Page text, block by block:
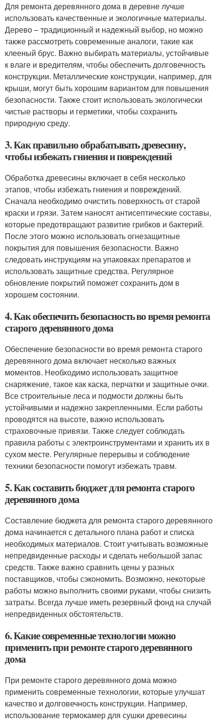
Для ремонта деревянного дома в деревне лучше
использовать качественные и экологичные материалы.
Дерево – традиционный и надежный выбор, но можно
также рассмотреть современные аналоги, такие как
клееный брус. Важно выбирать материалы, устойчивые
к влаге и вредителям, чтобы обеспечить долговечность
конструкции. Металлические конструкции, например, для
крыши, могут быть хорошим вариантом для повышения
безопасности. Также стоит использовать экологически
чистые растворы и герметики, чтобы сохранить
природную среду.
3. Как правильно обрабатывать древесину,
чтобы избежать гниения и повреждений
Обработка древесины включает в себя несколько
этапов, чтобы избежать гниения и повреждений.
Сначала необходимо очистить поверхность от старой
краски и грязи. Затем наносят антисептические составы,
которые предотвращают развитие грибков и бактерий.
После этого можно использовать огнезащитные
покрытия для повышения безопасности. Важно
следовать инструкциям на упаковках препаратов и
использовать защитные средства. Регулярное
обновление покрытий поможет сохранить дом в
хорошем состоянии.
4. Как обеспечить безопасность во время ремонта
старого деревянного дома
Обеспечение безопасности во время ремонта старого
деревянного дома включает несколько важных
моментов. Необходимо использовать защитное
снаряжение, такое как каска, перчатки и защитные очки.
Все строительные леса и подмости должны быть
устойчивыми и надежно закрепленными. Если работы
проводятся на высоте, важно использовать
страховочные привязи. Также следует соблюдать
правила работы с электроинструментами и хранить их в
сухом месте. Регулярные перерывы и соблюдение
техники безопасности помогут избежать травм.
5. Как составить бюджет для ремонта старого
деревянного дома
Составление бюджета для ремонта старого деревянного
дома начинается с детального плана работ и списка
необходимых материалов. Стоит учитывать возможные
непредвиденные расходы и сделать небольшой запас
средств. Также важно сравнить цены у разных
поставщиков, чтобы сэкономить. Возможно, некоторые
работы можно выполнить своими руками, чтобы снизить
затраты. Всегда лучше иметь резервный фонд на случай
непредвиденных обстоятельств.
6. Какие современные технологии можно
применить при ремонте старого деревянного
дома
При ремонте старого деревянного дома можно
применить современные технологии, которые улучшат
качество и долговечность конструкции. Например,
использование термокамер для сушки древесины